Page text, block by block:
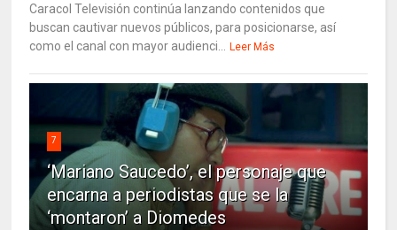
Caracol Televisión continúa lanzando contenidos que
buscan cautivar nuevos públicos, para posicionarse, así
como el canal con mayor audienci... Leer Más
7
‘Mariano Saucedo’, el personaje que
encarna a periodistas que se la
‘montaron’ a Diomedes